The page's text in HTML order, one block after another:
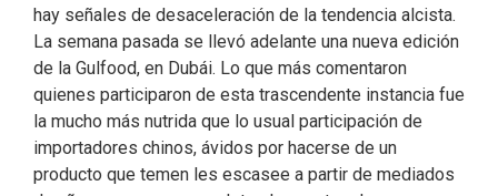
hay señales de desaceleración de la tendencia alcista.
La semana pasada se llevó adelante una nueva edición
de la Gulfood, en Dubái. Lo que más comentaron
quienes participaron de esta trascendente instancia fue
la mucho más nutrida que lo usual participación de
importadores chinos, ávidos por hacerse de un
producto que temen les escasee a partir de mediados